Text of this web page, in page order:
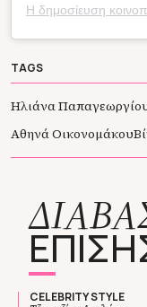
TAGS
Ηλιάνα
Αθηνά Οικονομάκου
CELEBRITY STYLE